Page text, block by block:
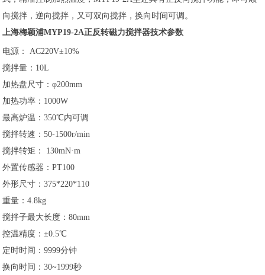
向搅拌，逆向搅拌，又可双向搅拌，换向时间可调。
上海梅颖浦MYP19-2A正反转磁力搅拌器技术参数
电源： AC220V±10%
搅拌量：10L
加热盘尺寸：φ200mm
加热功率：1000W
最高炉温：350℃内可调
搅拌转速：50-1500r/min
搅拌转矩： 130mN·m
外置传感器：PT100
外形尺寸：375*220*110
重量：4.8kg
搅拌子最大长度：80mm
控温精度：±0.5℃
定时时间：9999分钟
换向时间：30~1999秒